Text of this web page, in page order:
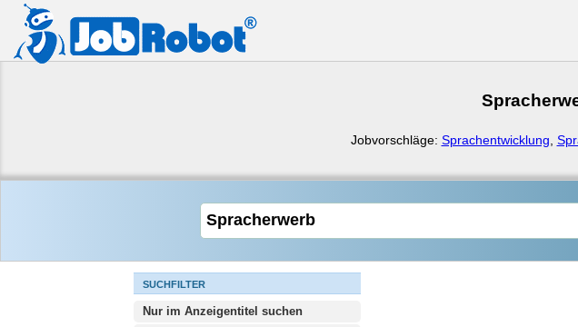
Jobvorschläge: Sprachentwicklung
SUCHFILTER
Nur im Anzeigentitel suchen